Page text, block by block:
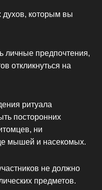
которым вы
личные предпочтения,
откликнуться на
ритуала
посторонних
ни
мышей и насекомых.
не должно
предметов.